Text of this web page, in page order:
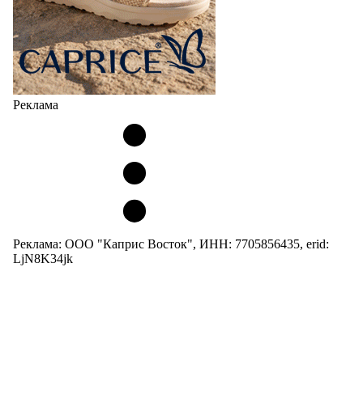
Реклама
Реклама: ООО "Каприс Восток", ИНН: 7705856435, erid:
LjN8K34jk